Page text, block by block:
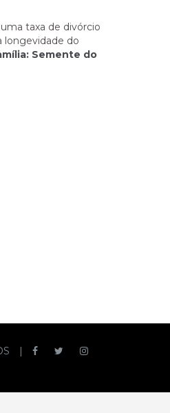
taxa de divórcio
longevidade do
Semente do
|